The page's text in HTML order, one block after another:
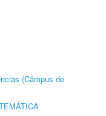
(Câmpus de